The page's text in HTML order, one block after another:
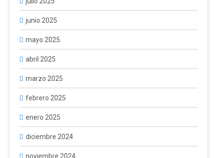
junio 2025
mayo 2025
abril 2025
marzo 2025
febrero 2025
enero 2025
diciembre 2024
noviembre 2024